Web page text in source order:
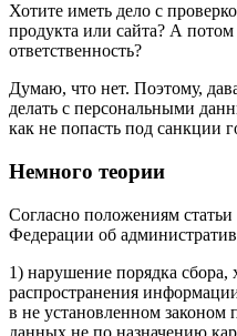
Хотите иметь дело с
продукта или сайта? А
ответственность?
Думаю, что нет. Поэтому,
делать с персональными
как не попасть под санкции
Немного теории
Согласно положениям
Федерации об
1) нарушение порядка сбора,
распространения
в не установленном законом
данных не по назначению